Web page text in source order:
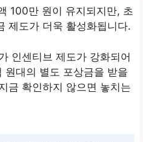
100만 원이 유지되지만, 초
제도가 더욱 활성화됩니다.
인센티브 제도가 강화되어
원대의 별도 포상금을 받을
금 확인하지 않으면 놓치는